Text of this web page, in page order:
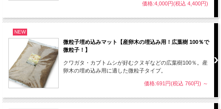
価格:4,000円(税込 4,400円)
NEW
微粒子埋め込みマット【産卵木の埋込み用！広葉樹 100％で
微粒子！】
クワガタ・カブトムシが好むクヌギなどの広葉樹100％。産
卵木の埋め込み用に適した微粒子タイプ。
価格:691円(税込 760円) ～